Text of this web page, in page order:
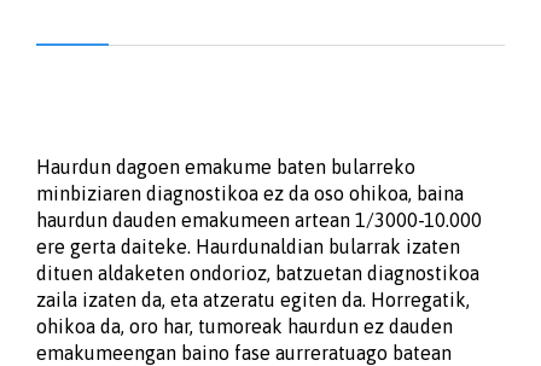
Haurdun dagoen emakume baten bularreko
minbiziaren diagnostikoa ez da oso ohikoa, baina
haurdun dauden emakumeen artean 1/3000-10.000
ere gerta daiteke. Haurdunaldian bularrak izaten
dituen aldaketen ondorioz, batzuetan diagnostikoa
zaila izaten da, eta atzeratu egiten da. Horregatik,
ohikoa da, oro har, tumoreak haurdun ez dauden
emakumeengan baino fase aurreratuago batean